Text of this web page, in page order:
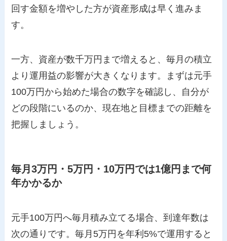
回す金額を増やした方が資産形成は早く進みま
す。
一方、資産が数千万円まで増えると、毎月の積立
より運用益の影響が大きくなります。まずは元手
100万円から始めた場合の数字を確認し、自分が
どの段階にいるのか、現在地と目標までの距離を
把握しましょう。
毎月3万円・5万円・10万円では1億円まで何
年かかるか
元手100万円へ毎月積み立てる場合、到達年数は
次の通りです。毎月5万円を年利5%で運用すると